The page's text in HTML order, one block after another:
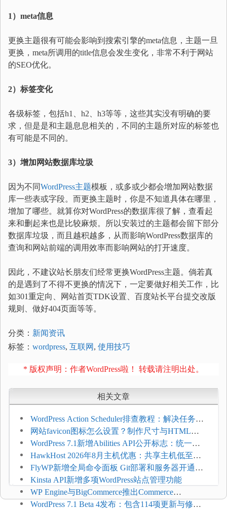
1）meta信息
更换主题很有可能会影响到搜索引擎的meta信息，主题一旦
更换，meta所调用的title信息会发生变化，非常不利于网站
的SEO优化。
2）标签变化
各级标签，包括h1、h2、h3等等，这些其实没有明确的要
求，但是是和主题息息相关的，不同的主题所对应的标签也
有可能是不同的。
3）增加网站数据库垃圾
因为不同WordPress主题模板，或多或少都会增加网站数据
库一些表或字段。而更换主题时，你是不知道具体在哪里，
增加了哪些。就算你对WordPress的数据库很了解，查看起
来和删起来也是比较麻烦。所以安装过的主题都会留下部分
数据库垃圾，而且越积越多，从而影响WordPress数据库的
查询和网站前端的调用效率而影响网站的打开速度。
因此，不建议站长朋友们经常更换WordPress主题。倘若真
的是遇到了不得不更换的情况下，一定要做好相关工作，比
如301重定向、网站首页TDK设置、百度站长平台提交改版
规则、做好404页面等等。
分类： 新闻资讯
标签： wordpress, 互联网 , 使用技巧
* 版权声明：作者WordPress啦！ 转载请注明出处。
相关文章
WordPress Action Scheduler排查教程：解决任务积
压和订单延迟
网站favicon图标怎么设置？制作尺寸与HTML添
加方法
WordPress 7.1新增Abilities API公开标志：统一支
持REST API、MCP与AI代理
HawkHost 2026年8月主机优惠：共享主机低至
$2.61/月，高性能主机同步折扣
FlyWP新增全局命令面板 Git部署和服务器开通更
方便
Kinsta API新增多项WordPress站点管理功能
WP Engine与BigCommerce推出Commerce
Connect：WordPress商店可保留前台体验并扩展电
WordPress 7.1 Beta 4发布：包含114项更新与修